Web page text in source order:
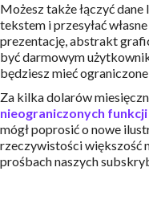
Możesz także łączyć
tekstem i przesyłać
prezentację, abstrakt
być darmowym
będziesz mieć
Za kilka dolarów
nieograniczonych
mógł poprosić o nowe
rzeczywistości większość
prośbach naszych